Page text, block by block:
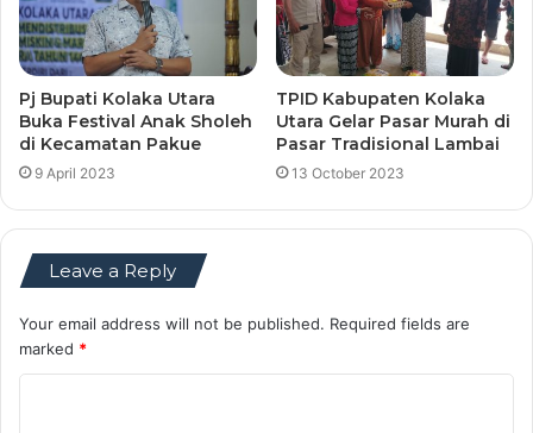
Pj Bupati Kolaka Utara
Buka Festival Anak Sholeh
di Kecamatan Pakue
9 April 2023
TPID Kabupaten Kolaka
Utara Gelar Pasar Murah di
Pasar Tradisional Lambai
13 October 2023
Leave a Reply
Your email address will not be published. Required fields are
marked *